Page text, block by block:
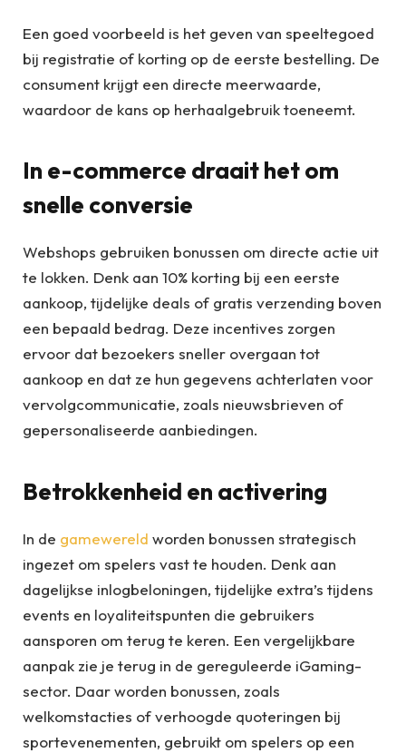
Een goed voorbeeld is het geven van speeltegoed
bij registratie of korting op de eerste bestelling. De
consument krijgt een directe meerwaarde,
waardoor de kans op herhaalgebruik toeneemt.
In e-commerce draait het om
snelle conversie
Webshops gebruiken bonussen om directe actie uit
te lokken. Denk aan 10% korting bij een eerste
aankoop, tijdelijke deals of gratis verzending boven
een bepaald bedrag. Deze incentives zorgen
ervoor dat bezoekers sneller overgaan tot
aankoop en dat ze hun gegevens achterlaten voor
vervolgcommunicatie, zoals nieuwsbrieven of
gepersonaliseerde aanbiedingen.
Betrokkenheid en activering
In de gamewereld worden bonussen strategisch
ingezet om spelers vast te houden. Denk aan
dagelijkse inlogbeloningen, tijdelijke extra’s tijdens
events en loyaliteitspunten die gebruikers
aansporen om terug te keren. Een vergelijkbare
aanpak zie je terug in de gereguleerde iGaming-
sector. Daar worden bonussen, zoals
welkomstacties of verhoogde quoteringen bij
sportevenementen, gebruikt om spelers op een